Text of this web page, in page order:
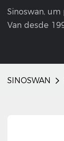
Sinoswan,
Van desde
SINOSWAN